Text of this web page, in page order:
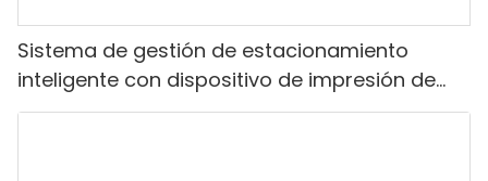
Sistema de gestión de estacionamiento
inteligente con dispositivo de impresión de
tickets y puerta de barrera plegable